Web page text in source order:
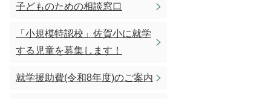
子どものための相談窓口
「小規模特認校」佐賀小に就学
する児童を募集します！
就学援助費(令和8年度)のご案内